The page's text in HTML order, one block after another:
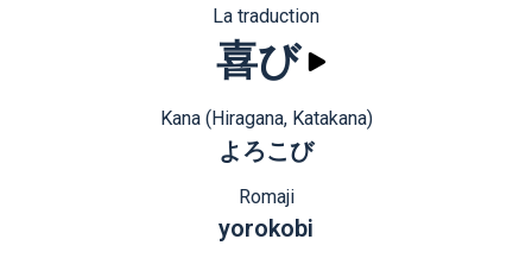
La traduction
喜び
Kana (Hiragana, Katakana)
よろこび
Romaji
yorokobi